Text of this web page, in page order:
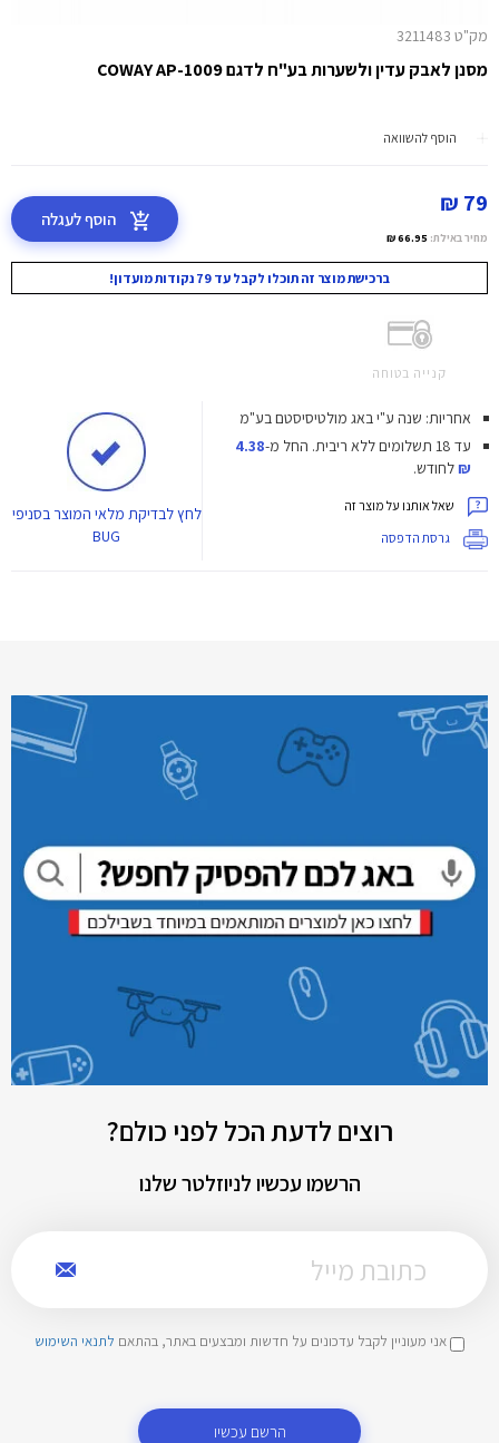
מק"ט 3211483
מסנן לאבק עדין ולשערות בע"ח לדגם COWAY AP-1009
הוסף להשוואה
79 ₪
מחיר באילת: 66.95 ₪
הוסף לעגלה
ברכישת מוצר זה תוכלו לקבל עד 79 נקודות מועדון!
קנייה בטוחה
אחריות: שנה ע"י באג מולטיסיסטם בע"מ
עד 18 תשלומים ללא ריבית.
החל מ-4.38
₪לחודש.
שאל אותנו על מוצר זה
גרסת הדפסה
לחץלבדיקת מלאי המוצר בסניפי
BUG
רוצים לדעת הכל לפני כולם?
הרשמו עכשיו לניוזלטר שלנו
אני מעוניין לקבל עדכונים על חדשות ומבצעים באתר, בהתאם לתנאי השימוש
הרשם עכשיו